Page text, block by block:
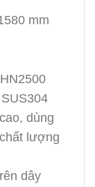
mm
dùng
lượng
dây